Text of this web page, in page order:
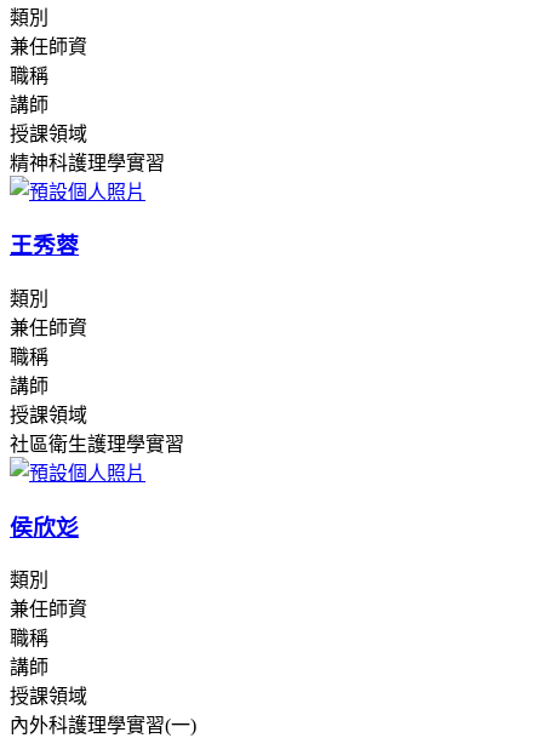
類別
兼任師資
職稱
講師
授課領域
精神科護理學實習
王秀蓉
類別
兼任師資
職稱
講師
授課領域
社區衛生護理學實習
侯欣彣
類別
兼任師資
職稱
講師
授課領域
內外科護理學實習(一)